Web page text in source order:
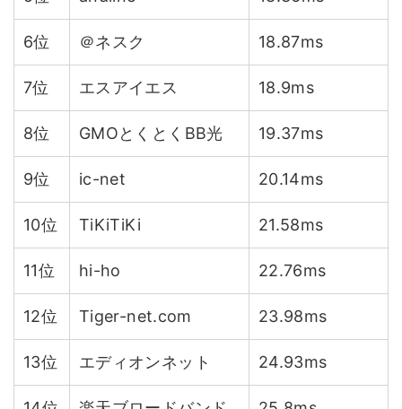
6位 ＠ネスク 18.87ms
7位 エスアイエス 18.9ms
8位 GMOとくとくBB光 19.37ms
9位 ic-net 20.14ms
10位 TiKiTiKi 21.58ms
11位 hi-ho 22.76ms
12位 Tiger-net.com 23.98ms
13位 エディオンネット 24.93ms